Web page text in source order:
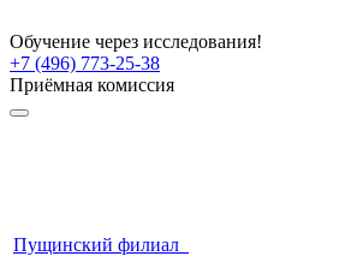
Обучение через исследования!
+7 (496) 773-25-38
Приёмная комиссия
Пущинский филиал